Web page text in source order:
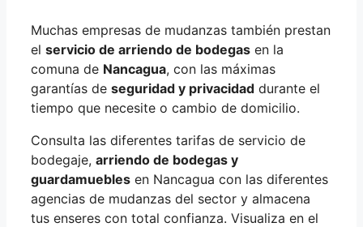
Muchas empresas de mudanzas también prestan
el servicio de arriendo de bodegas en la
comuna de Nancagua, con las máximas
garantías de seguridad y privacidad durante el
tiempo que necesite o cambio de domicilio.
Consulta las diferentes tarifas de servicio de
bodegaje, arriendo de bodegas y
guardamuebles en Nancagua con las diferentes
agencias de mudanzas del sector y almacena
tus enseres con total confianza. Visualiza en el